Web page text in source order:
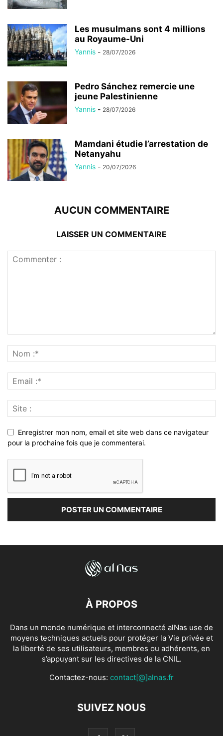
Les musulmans sont 4 millions
au Royaume-Uni
Yannis - 28/07/2026
Pedro Sánchez remercie une
jeune Palestinienne
Yannis - 28/07/2026
Mamdani étudie l’arrestation de
Netanyahu
Yannis - 20/07/2026
AUCUN COMMENTAIRE
LAISSER UN COMMENTAIRE
Enregistrer mon nom, email et site web dans ce navigateur
pour la prochaine fois que je commenterai.
À PROPOS
Dans un monde numérique et interconnecté alNas use de
moyens techniques actuels pour protéger la Vie privée et
la liberté de ses utilisateurs, membres ou adhérents, en
s’appuyant sur les directives de la CNIL.
Contactez-nous: contact[@]alnas.fr
SUIVEZ NOUS